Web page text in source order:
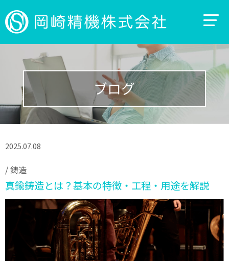
ブログ
2025.07.08
/鋳造
真鍮鋳造とは？基本の特徴・工程・用途を解説